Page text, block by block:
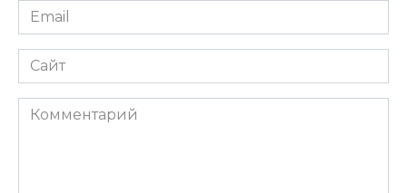
Email
*
Сайт
Комментарий